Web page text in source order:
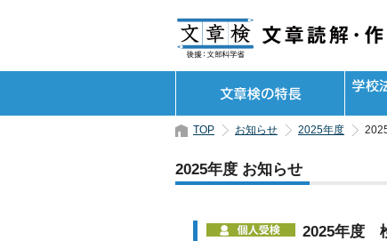
TOP お知らせ 2025年度
2025年度 お知らせ
2025年度